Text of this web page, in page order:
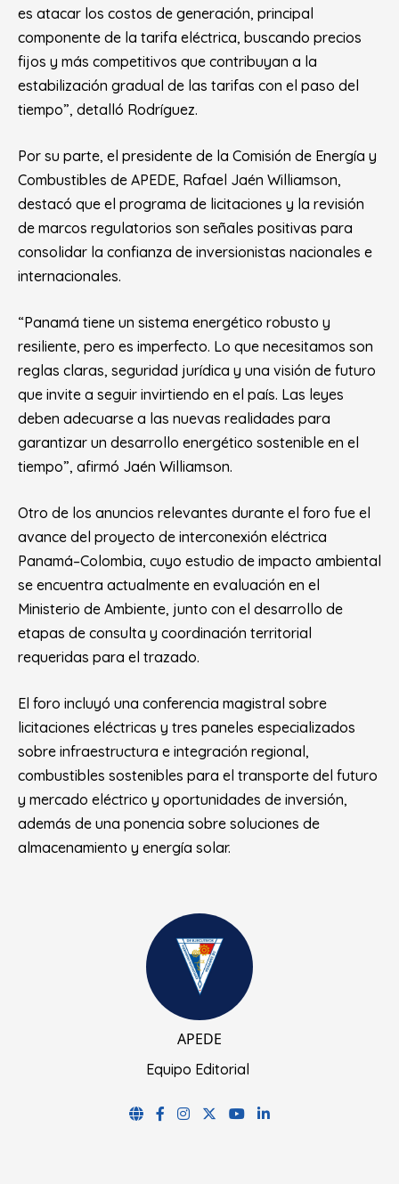
es atacar los costos de generación, principal
componente de la tarifa eléctrica, buscando precios
fijos y más competitivos que contribuyan a la
estabilización gradual de las tarifas con el paso del
tiempo”, detalló Rodríguez.
Por su parte, el presidente de la Comisión de Energía y
Combustibles de APEDE, Rafael Jaén Williamson,
destacó que el programa de licitaciones y la revisión
de marcos regulatorios son señales positivas para
consolidar la confianza de inversionistas nacionales e
internacionales.
“Panamá tiene un sistema energético robusto y
resiliente, pero es imperfecto. Lo que necesitamos son
reglas claras, seguridad jurídica y una visión de futuro
que invite a seguir invirtiendo en el país. Las leyes
deben adecuarse a las nuevas realidades para
garantizar un desarrollo energético sostenible en el
tiempo”, afirmó Jaén Williamson.
Otro de los anuncios relevantes durante el foro fue el
avance del proyecto de interconexión eléctrica
Panamá–Colombia, cuyo estudio de impacto ambiental
se encuentra actualmente en evaluación en el
Ministerio de Ambiente, junto con el desarrollo de
etapas de consulta y coordinación territorial
requeridas para el trazado.
El foro incluyó una conferencia magistral sobre
licitaciones eléctricas y tres paneles especializados
sobre infraestructura e integración regional,
combustibles sostenibles para el transporte del futuro
y mercado eléctrico y oportunidades de inversión,
además de una ponencia sobre soluciones de
almacenamiento y energía solar.
APEDE
Equipo Editorial